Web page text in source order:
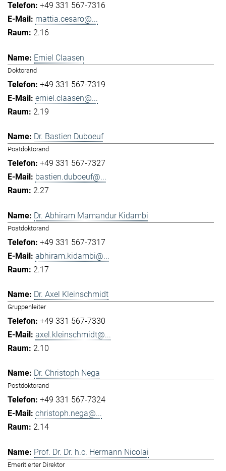
+49 331 567-7316
mattia.cesaro@...
2.16
Emiel Claasen
Doktorand
+49 331 567-7319
emiel.claasen@...
2.19
Dr. Bastien Duboeuf
Postdoktorand
+49 331 567-7327
bastien.duboeuf@...
2.27
Dr. Abhiram Mamandur Kidambi
Postdoktorand
+49 331 567-7317
abhiram.kidambi@...
2.17
Dr. Axel Kleinschmidt
Gruppenleiter
+49 331 567-7330
axel.kleinschmidt@...
2.10
Dr. Christoph Nega
Postdoktorand
+49 331 567-7324
christoph.nega@...
2.14
Prof. Dr. Dr. h.c. Hermann Nicolai
Emeritierter Direktor